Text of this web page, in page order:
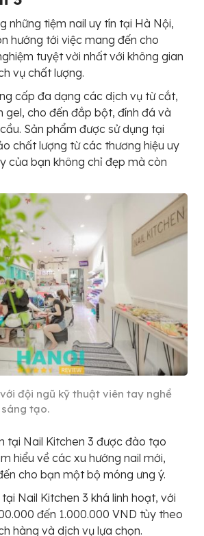
những tiệm nail uy tín tại Hà Nội,
hướng tới việc mang đến cho
tuyệt vời nhất với không gian
vụ chất lượng.
cấp đa dạng các dịch vụ từ cắt,
gel, cho đến đắp bột, đính đá và
Sản phẩm được sử dụng tại
chất lượng từ các thương hiệu uy
của bạn không chỉ đẹp mà còn
đội ngũ kỹ thuật viên tay nghề
tạo.
tại Nail Kitchen 3 được đào tạo
hiểu về các xu hướng nail mới,
cho bạn một bộ móng ưng ý.
Nail Kitchen 3 khá linh hoạt, với
đến 1.000.000 VND tùy theo
hàng và dịch vụ lựa chọn.